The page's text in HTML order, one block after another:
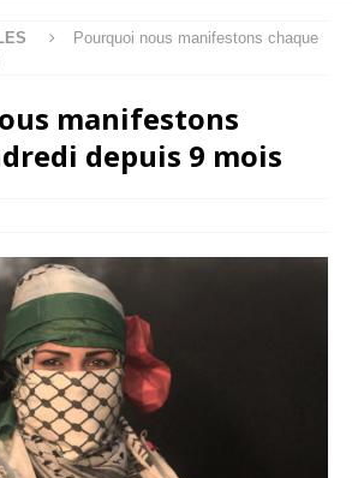
Pourquoi nous manifestons chaque
manifestons
depuis 9 mois